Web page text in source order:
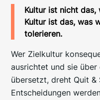
Kultur ist nicht das,
Kultur ist das, was
tolerieren.
Wer Zielkultur
ausrichtet und sie
übersetzt, dreht Quit &
Entscheidungen